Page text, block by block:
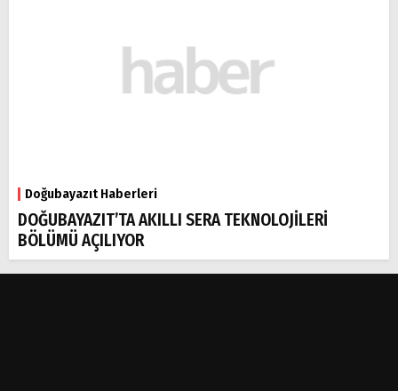
Doğubayazıt Haberleri
DOĞUBAYAZIT’TA AKILLI SERA TEKNOLOJİLERİ
BÖLÜMÜ AÇILIYOR